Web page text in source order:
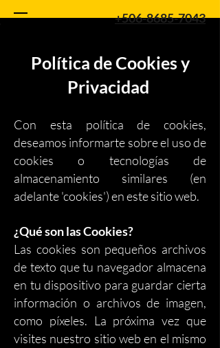
+506-8685-7043
Política de Cookies y
Privacidad
Con esta política de cookies,
deseamos informarte sobre el uso de
cookies o tecnologías de
almacenamiento similares (en
adelante 'cookies') en este sitio web.
¿Qué son las Cookies?
Las cookies son pequeños archivos
de texto que tu navegador almacena
en tu dispositivo para guardar cierta
información o archivos de imagen,
como píxeles. La próxima vez que
visites nuestro sitio web en el mismo